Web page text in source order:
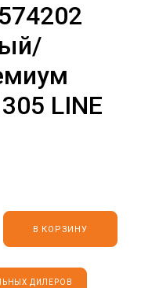
LINE
В КОРЗИНУ
ДИЛЕРОВ